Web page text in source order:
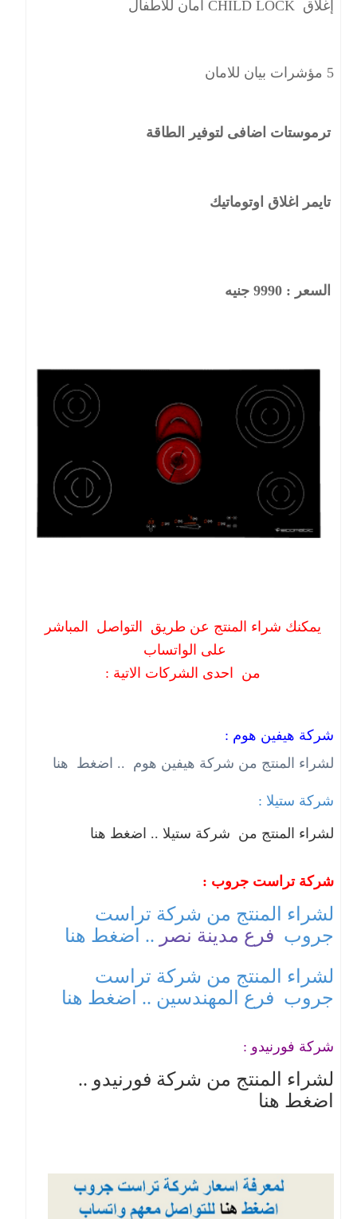
إغلاق CHILD LOCK أمان للاطفال
5 مؤشرات بيان للامان
ترموستات اضافى لتوفير الطاقة
تايمر اغلاق اوتوماتيك
السعر : 9990 جنيه
يمكنك شراء المنتج عن طريق التواصل المباشر
على الواتساب
من احدى الشركات الاتية :
شركة هيفين هوم :
لشراء المنتج من شركة هيفين هوم .. اضغط هنا
شركة ستيلا :
لشراء المنتج من شركة ستيلا .. اضغط هنا
شركة تراست جروب :
لشراء المنتج من شركة تراست
جروب فرع مدينة نصر .. اضغط هنا
لشراء المنتج من شركة تراست
جروب فرع المهندسين .. اضغط هنا
شركة فورنيدو :
لشراء المنتج من شركة فورنيدو ..
اضغط هنا